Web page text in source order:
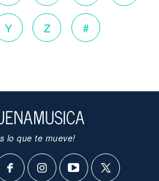
Y Z #
lo que te mueve!